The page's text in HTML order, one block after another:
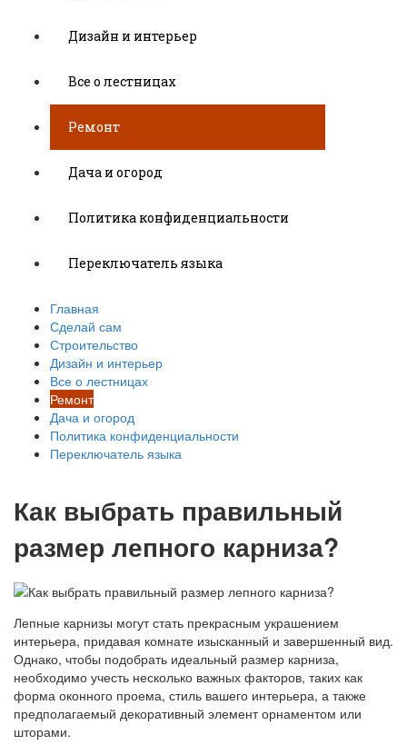
Дизайн и интерьер
Все о лестницах
Ремонт
Дача и огород
Политика конфиденциальности
Переключатель языка
Главная
Сделай сам
Строительство
Дизайн и интерьер
Все о лестницах
Ремонт
Дача и огород
Политика конфиденциальности
Переключатель языка
Как выбрать правильный
размер лепного карниза?
Лепные карнизы могут стать прекрасным украшением
интерьера, придавая комнате изысканный и завершенный вид.
Однако, чтобы подобрать идеальный размер карниза,
необходимо учесть несколько важных факторов, таких как
форма оконного проема, стиль вашего интерьера, а также
предполагаемый декоративный элемент орнаментом или
шторами.